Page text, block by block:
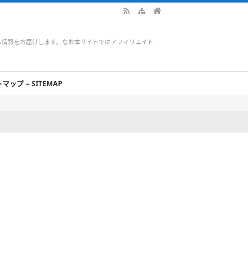
報をお届けします。なお本サイトではアフィリエイト
マップ – SITEMAP